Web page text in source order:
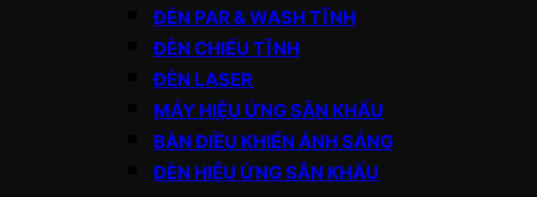
ĐÈN PAR & WASH TĨNH
ĐÈN CHIẾU TĨNH
ĐÈN LASER
MÁY HIỆU ỨNG SÂN KHẤU
BÀN ĐIỀU KHIỂN ÁNH SÁNG
ĐÈN HIỆU ỨNG SÂN KHẤU